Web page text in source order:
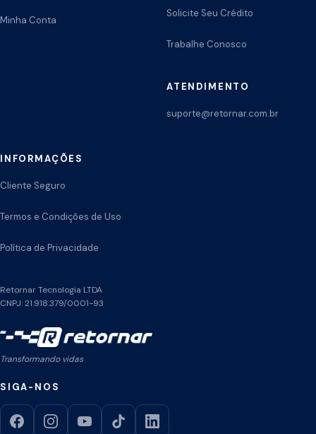
Minha Conta
Solicite Seu Crédito
Trabalhe Conosco
ATENDIMENTO
suporte@retornar.com.br
INFORMAÇÕES
Cliente Seguro
Termos e Condições de Uso
Política de Privacidade
Retornar Tecnologia LTDA
CNPJ: 21.918.379/0001-93
Transformando vidas
SIGA-NOS